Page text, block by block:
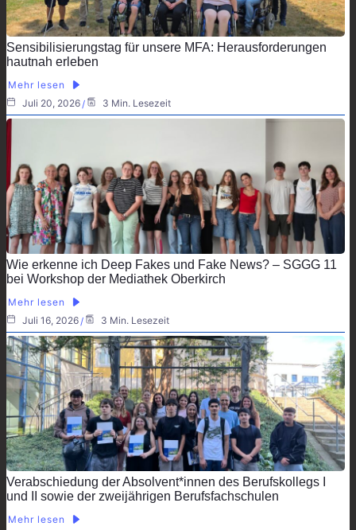
Sensibilisierungstag für unsere MFA: Herausforderungen
hautnah erleben
Mehr lesen
Juli 20, 2026
3 Min. Lesezeit
Wie erkenne ich Deep Fakes und Fake News? – SGGG 11
bei Workshop der Mediathek Oberkirch
Mehr lesen
Juli 16, 2026
3 Min. Lesezeit
Verabschiedung der Absolvent*innen des Berufskollegs I
und II sowie der zweijährigen Berufsfachschulen
Mehr lesen